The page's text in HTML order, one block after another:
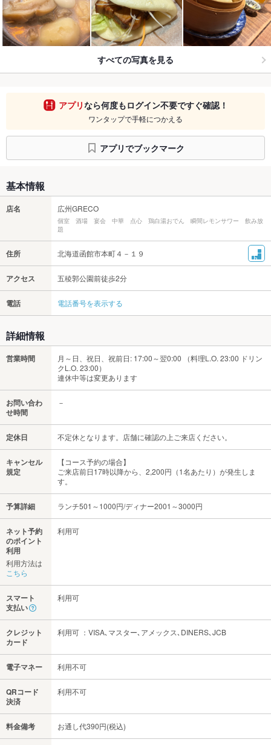
すべての写真を見る
アプリなら何度もログイン不要ですぐ確認！
ワンタップで手軽につかえる
アプリでブックマーク
基本情報
店名 広州GRECO
個室 酒場 宴会 中華 点心 鶏白湯おでん 瞬間レモンサワー 飲み放
題
住所 北海道函館市本町４－１９
アクセス 五稜郭公園前徒歩2分
電話 電話番号を表示する
詳細情報
営業時間
月～日、祝日、祝前日: 17:00～翌0:00 （料理L.O. 23:00 ドリン
クL.O. 23:00）
連休中等は変更あります
お問い合わ
せ時間
－
定休日 不定休となります。店舗に確認の上ご来店ください。
キャンセル
規定
【コース予約の場合】
ご来店前日17時以降から、2,200円（1名あたり）が発生しま
す。
予算詳細 ランチ501～1000円/ディナー2001～3000円
ネット予約
のポイント
利用
利用方法は
こちら
利用可
スマート
支払い
利用可
クレジット
カード
利用可 ：VISA､マスター､アメックス､DINERS､JCB
電子マネー 利用不可
QRコード
決済
利用不可
料金備考 お通し代390円(税込)